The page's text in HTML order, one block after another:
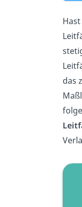
das